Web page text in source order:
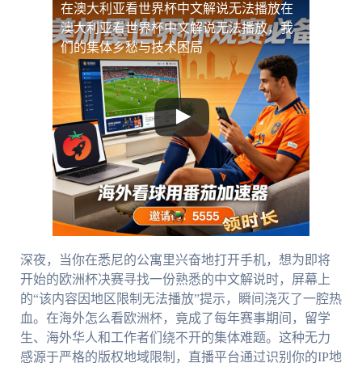
在澳大利亚看世界杯中文解说无法播放在
澳大利亚看世界杯中文解说无法播放，我
们的集体乡愁与技术困局
深夜，当你在悉尼的公寓里兴奋地打开手机，想为即将
开始的欧洲杯决赛寻找一份熟悉的中文解说时，屏幕上
的“该内容因地区限制无法播放”提示，瞬间浇灭了一腔热
血。在海外怎么看欧洲杯，竟成了每年赛事期间，留学
生、海外华人和工作者们绕不开的集体难题。这种无力
感源于严格的版权地域限制，直播平台通过识别你的IP地